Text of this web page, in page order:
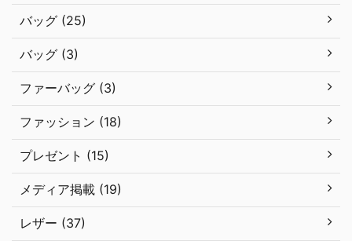
バッグ (25)
バッグ (3)
ファーバッグ (3)
ファッション (18)
プレゼント (15)
メディア掲載 (19)
レザー (37)